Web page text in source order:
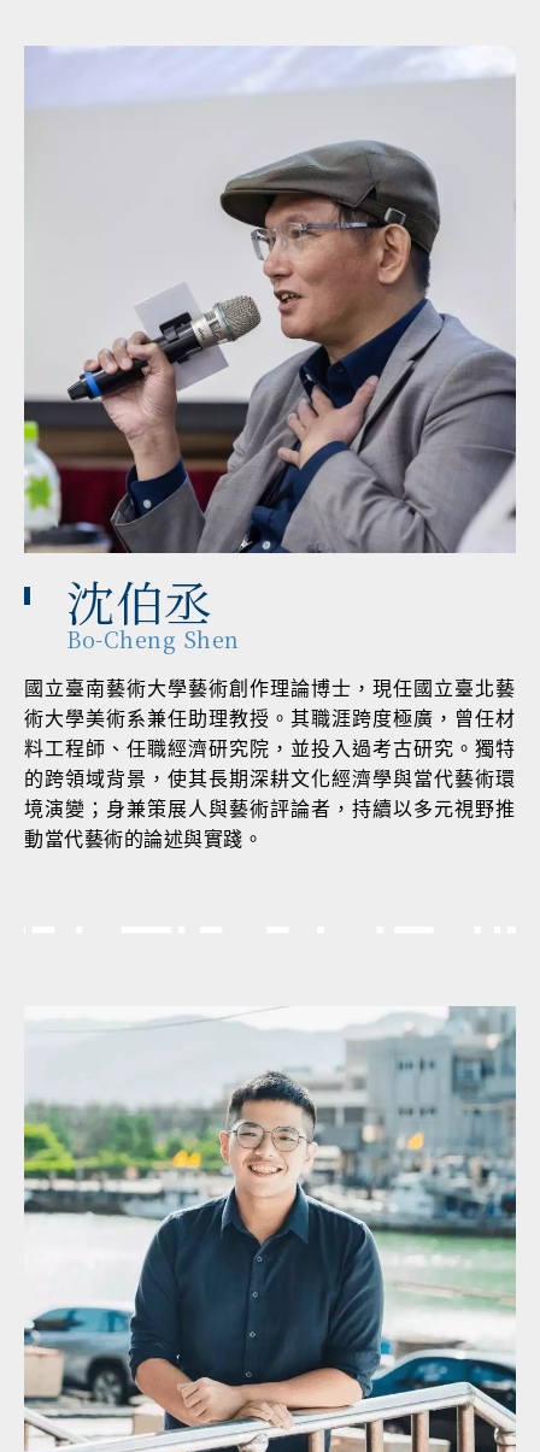
沈伯丞
Bo-Cheng Shen
國立臺南藝術大學藝術創作理論博士，現任國立臺北藝
術大學美術系兼任助理教授。其職涯跨度極廣，曾任材
料工程師、任職經濟研究院，並投入過考古研究。獨特
的跨領域背景，使其長期深耕文化經濟學與當代藝術環
境演變；身兼策展人與藝術評論者，持續以多元視野推
動當代藝術的論述與實踐。